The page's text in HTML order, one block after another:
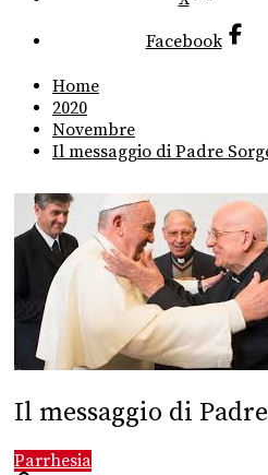
Facebook
Home
2020
Novembre
Il messaggio di Padre
Il messaggio di
Parrhesia